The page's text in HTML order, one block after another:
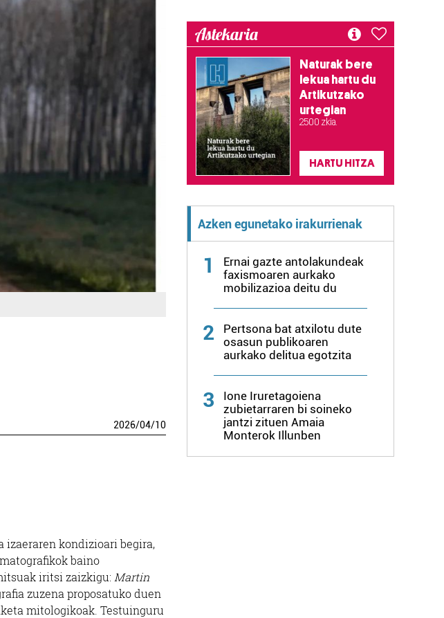
2026/04/10
kondizioari begira,
baino
iritsi zaizkigu: Martin
zuzena proposatuko duen
mitologikoak. Testuinguru
Astekaria
Naturak bere
lekua hartu du
Artikutzako
urtegian
2.500 zkia.
HARTU HITZA
Azken egunetako irakurrienak
1
Ernai gazte antolakundeak
faxismoaren aurkako
mobilizazioa deitu du
2
Pertsona bat atxilotu dute
osasun publikoaren
aurkako delitua egotzita
3
Ione Iruretagoiena
zubietarraren bi soineko
jantzi zituen Amaia
Monterok Illunben